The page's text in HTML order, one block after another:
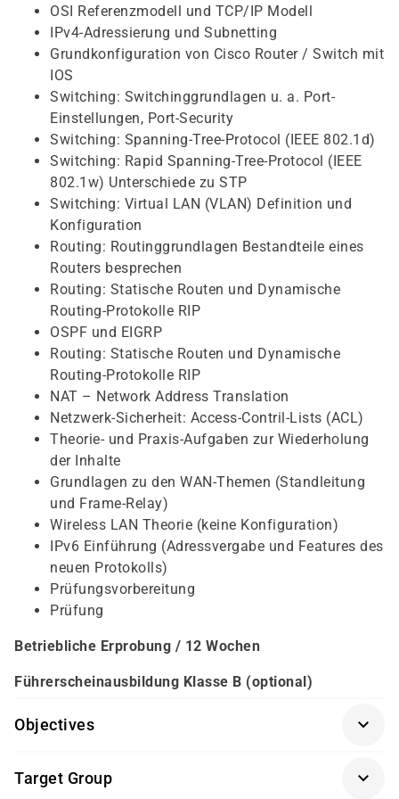
OSI Referenzmodell und TCP/IP Modell
IPv4-Adressierung und Subnetting
Grundkonfiguration von Cisco Router / Switch mit
IOS
Switching: Switchinggrundlagen u. a. Port-
Einstellungen, Port-Security
Switching: Spanning-Tree-Protocol (IEEE 802.1d)
Switching: Rapid Spanning-Tree-Protocol (IEEE
802.1w) Unterschiede zu STP
Switching: Virtual LAN (VLAN) Definition und
Konfiguration
Routing: Routinggrundlagen Bestandteile eines
Routers besprechen
Routing: Statische Routen und Dynamische
Routing-Protokolle RIP
OSPF und EIGRP
Routing: Statische Routen und Dynamische
Routing-Protokolle RIP
NAT – Network Address Translation
Netzwerk-Sicherheit: Access-Contril-Lists (ACL)
Theorie- und Praxis-Aufgaben zur Wiederholung
der Inhalte
Grundlagen zu den WAN-Themen (Standleitung
und Frame-Relay)
Wireless LAN Theorie (keine Konfiguration)
IPv6 Einführung (Adressvergabe und Features des
neuen Protokolls)
Prüfungsvorbereitung
Prüfung
Betriebliche Erprobung / 12 Wochen
Führerscheinausbildung Klasse B (optional)
Objectives
persönliches Beratungsgespräch
damago Eignungstest
Target Group